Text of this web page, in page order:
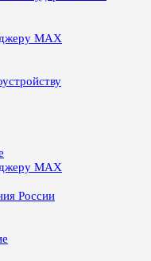
MAX
MAX
России